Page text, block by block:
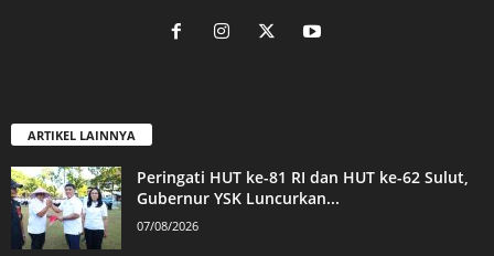
ARTIKEL LAINNYA
Peringati HUT ke-81 RI dan HUT ke-62 Sulut,
Gubernur YSK Luncurkan...
07/08/2026